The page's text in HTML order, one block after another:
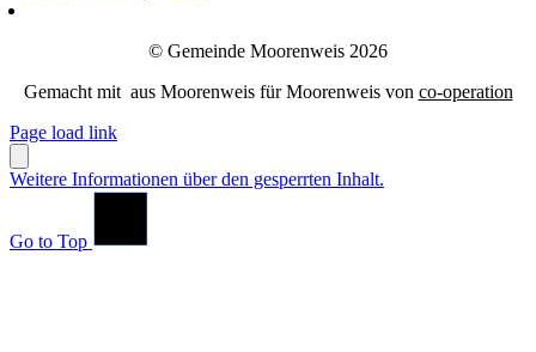
© Gemeinde Moorenweis 2026
Gemacht mit aus Moorenweis für Moorenweis von co-operation
Page load link
Weitere Informationen über den gesperrten Inhalt.
Go to Top